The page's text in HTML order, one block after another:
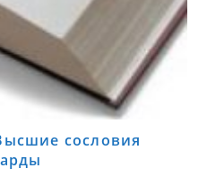
сословия